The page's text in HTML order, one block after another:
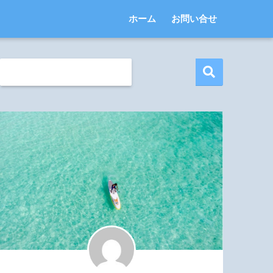
ホーム お問い合せ